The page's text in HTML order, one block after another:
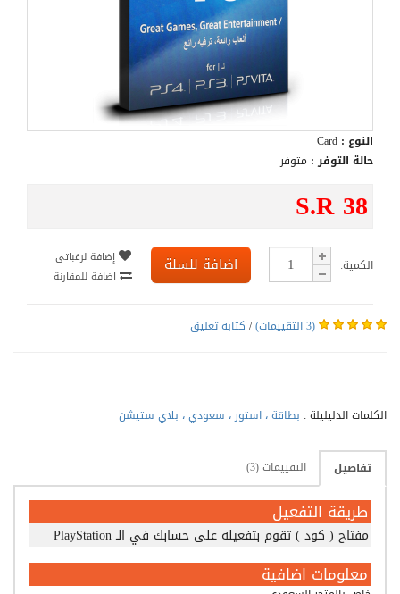
النوع :
حالة التوفر : متوفر
S.R 38
الكمية: اضافة للسلة
إضافة لرغباتي
اضافة للمقارنة
(3 التقييمات) / كتابة تعليق
الكلمات الدليليلة : بطاقة ، استور ، سعودي ، بلاي ستيشن
تفاصيل التقييمات (3)
طريقة التفعيل
مفتاح ( كود ) تقوم بتفعيله على حسابك في الـ PlayStation
معلومات اضافية